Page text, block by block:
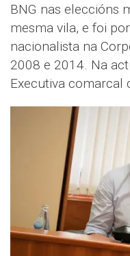
BNG nas eleccións
mesma vila, e foi
nacionalista na
2008 e 2014. Na
Executiva comarcal